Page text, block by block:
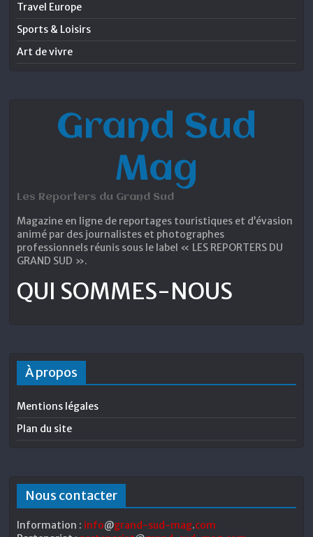
Travel Europe
Sports & Loisirs
Art de vivre
Grand Sud
Mag
Les Reporters du Grand Sud
Magazine en ligne de reportages touristiques et d’évasion
animé par des journalistes et photographes
professionnels réunis sous le label « LES REPORTERS DU
GRAND SUD ».
QUI SOMMES-NOUS
À propos
Mentions légales
Plan du site
Nous contacter
Information : info@grand-sud-mag.com